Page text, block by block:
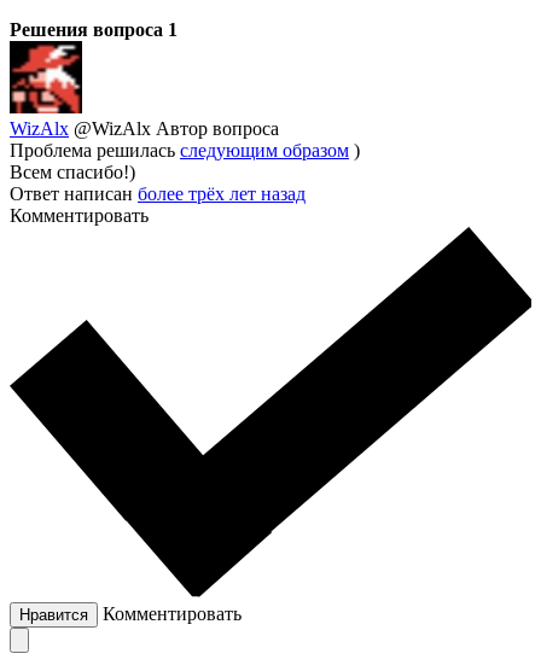
Решения вопроса 1
WizAlx @WizAlx Автор вопроса
Проблема решилась следующим образом )
Всем спасибо!)
Ответ написан более трёх лет назад
Комментировать
Нравится Комментировать